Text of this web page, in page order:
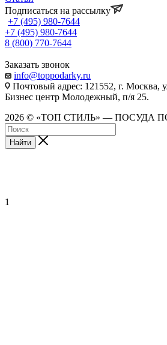
Подписаться на рассылку
+7 (495) 980-7644
+7 (495) 980-7644
8 (800) 770-7644
Заказать звонок
info@toppodarky.ru
Почтовый адрес: 121552, г. Москва,
Бизнес центр Молодежный, п/я 25.
2026 © «ТОП СТИЛЬ» — ПОСУДА
Найти
1